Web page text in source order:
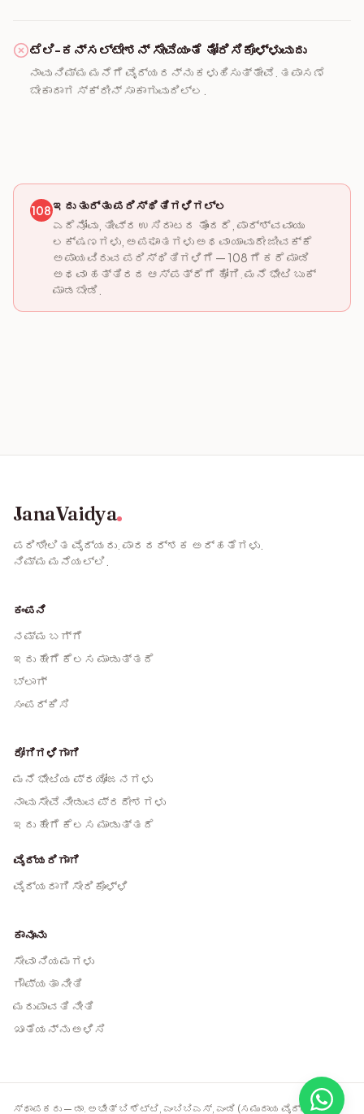
ಟೆಲಿ-ಕನ್ಸಲ್ಟೇಶನ್ ಸೇವೆಯಂತೆ ತೋರಿಸಿಕೊಳ್ಳುವುದು
ನಾವು ನಿಮ್ಮ ಮನೆಗೆ ವೈದ್ಯರನ್ನು ಕಳುಹಿಸುತ್ತೇವೆ. ತಪಾಸಣೆ
ಬೇಕಾದಾಗ ಸ್ಕ್ರೀನ್ ಸಾಕಾಗುವುದಿಲ್ಲ.
108ಇದು ತುರ್ತು ಪರಿಸ್ಥಿತಿಗಳಿಗಲ್ಲ
ಎದೆನೋವು, ತೀವ್ರ ಉಸಿರಾಟದ ತೊಂದರೆ, ಪಾರ್ಶ್ವವಾಯು
ಲಕ್ಷಣಗಳು, ಅಪಘಾತಗಳು ಅಥವಾ ಯಾವುದೇ ಜೀವಕ್ಕೆ
ಅಪಾಯವಿರುವ ಪರಿಸ್ಥಿತಿಗಳಿಗೆ — 108 ಗೆ ಕರೆ ಮಾಡಿ
ಅಥವಾ ಹತ್ತಿರದ ಆಸ್ಪತ್ರೆಗೆ ಹೋಗಿ. ಮನೆ ಭೇಟಿ ಬುಕ್
ಮಾಡಬೇಡಿ.
JanaVaidya
ಪರಿಶೀಲಿತ ವೈದ್ಯರು. ಪಾರದರ್ಶಕ ಅರ್ಹತೆಗಳು.
ನಿಮ್ಮ ಮನೆಯಲ್ಲಿ.
ಕಂಪನಿ
ನಮ್ಮ ಬಗ್ಗೆ
ಇದು ಹೇಗೆ ಕೆಲಸ ಮಾಡುತ್ತದೆ
ಬ್ಲಾಗ್
ಸಂಪರ್ಕಿಸಿ
ರೋಗಿಗಳಿಗಾಗಿ
ಮನೆ ಭೇಟಿಯ ಪ್ರಯೋಜನಗಳು
ನಾವು ಸೇವೆ ನೀಡುವ ಪ್ರದೇಶಗಳು
ಇದು ಹೇಗೆ ಕೆಲಸ ಮಾಡುತ್ತದೆ
ವೈದ್ಯರಿಗಾಗಿ
ವೈದ್ಯರಾಗಿ ಸೇರಿಕೊಳ್ಳಿ
ಕಾನೂನು
ಸೇವಾ ನಿಯಮಗಳು
ಗೌಪ್ಯತಾ ನೀತಿ
ಮರುಪಾವತಿ ನೀತಿ
ಖಾತೆಯನ್ನು ಅಳಿಸಿ
ಸ್ಥಾಪಕರು — ಡಾ. ಅಭೀತ್ ಬಿ ಶೆಟ್ಟಿ, ಎಂಬಿಬಿಎಸ್, ಎಂಡಿ (ಸಮುದಾಯ ವೈದ್ಯಕೀಯ),